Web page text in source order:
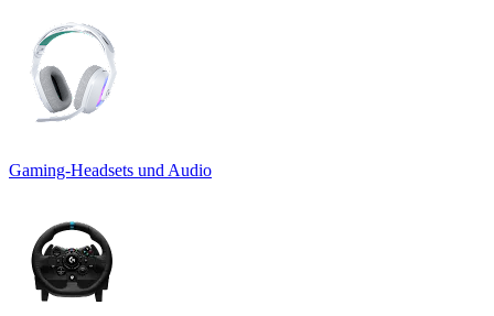
Gaming-Headsets und Audio